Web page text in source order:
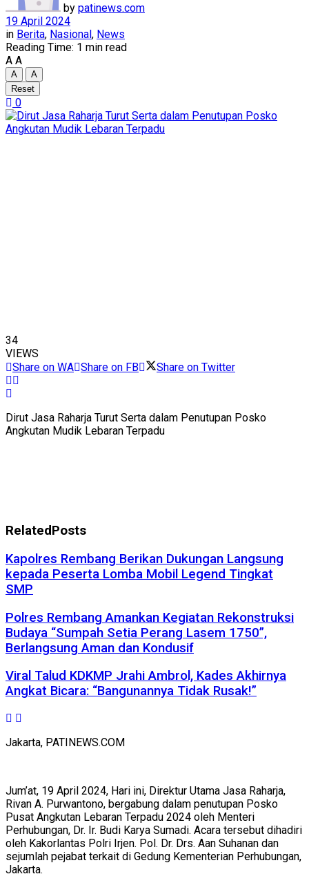
by patinews.com
19 April 2024
in Berita, Nasional, News
Reading Time: 1 min read
A A
A
A
Reset
0
34
VIEWS
Share on WA Share on FB Share on Twitter
Dirut Jasa Raharja Turut Serta dalam Penutupan Posko
Angkutan Mudik Lebaran Terpadu
RelatedPosts
Kapolres Rembang Berikan Dukungan Langsung
kepada Peserta Lomba Mobil Legend Tingkat
SMP
Polres Rembang Amankan Kegiatan Rekonstruksi
Budaya “Sumpah Setia Perang Lasem 1750”,
Berlangsung Aman dan Kondusif
Viral Talud KDKMP Jrahi Ambrol, Kades Akhirnya
Angkat Bicara: “Bangunannya Tidak Rusak!”
Jakarta, PATINEWS.COM
Jum’at, 19 April 2024, Hari ini, Direktur Utama Jasa Raharja,
Rivan A. Purwantono, bergabung dalam penutupan Posko
Pusat Angkutan Lebaran Terpadu 2024 oleh Menteri
Perhubungan, Dr. Ir. Budi Karya Sumadi. Acara tersebut dihadiri
oleh Kakorlantas Polri Irjen. Pol. Dr. Drs. Aan Suhanan dan
sejumlah pejabat terkait di Gedung Kementerian Perhubungan,
Jakarta.